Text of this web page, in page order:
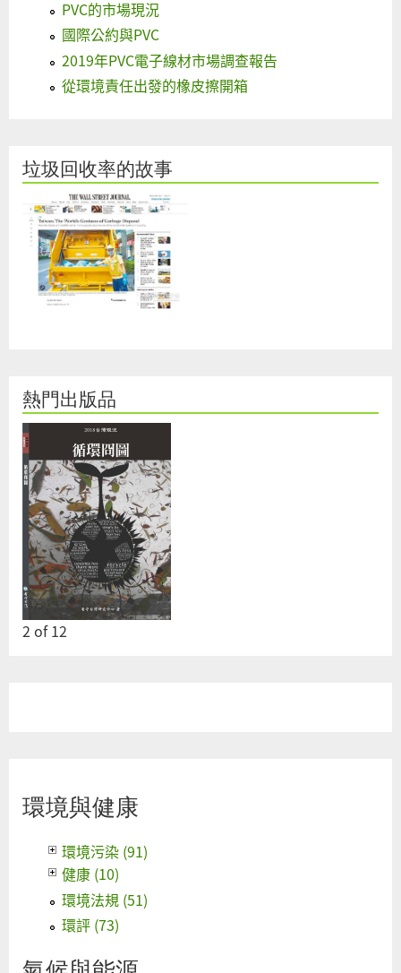
PVC的市場現況
國際公約與PVC
2019年PVC電子線材市場調查報告
從環境責任出發的橡皮擦開箱
垃圾回收率的故事
熱門出版品
2 of12
環境與健康
環境污染 (91)
健康 (10)
環境法規 (51)
環評 (73)